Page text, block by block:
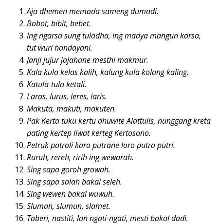
Aja dhemen memada sameng dumadi.
Bobot, bibit, bebet.
Ing ngarsa sung tuladha, ing madya mangun karsa,
tut wuri handayani.
Janji jujur jajahane mesthi makmur.
Kala kula kelas kalih, kalung kula kolang kaling.
Katula-tula ketali.
Laras, lurus, leres, laris.
Makuta, makuti, makuten.
Pak Kerta tuku kertu dhuwite Alattulis, nunggang kreta
pating kertep liwat kerteg Kertosono.
Petruk patroli karo putrane loro putra putri.
Ruruh, rereh, ririh ing wewarah.
Sing sapa goroh growah.
Sing sapa salah bakal seleh.
Sing weweh bakal wuwuh.
Sluman, slumun, slamet.
Taberi, nastiti, lan ngati-ngati, mesti bakal dadi.